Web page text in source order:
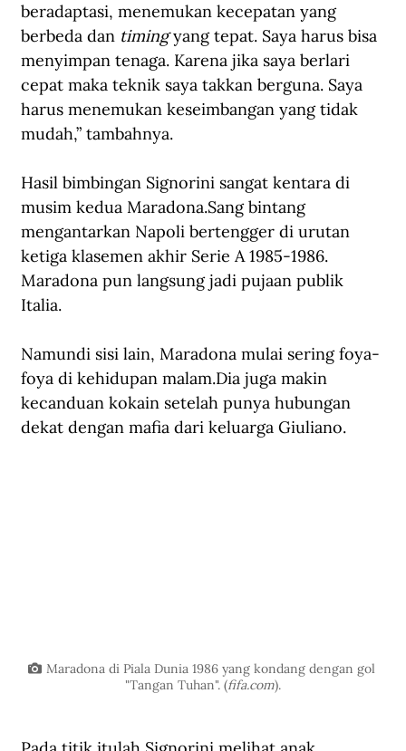
beradaptasi, menemukan kecepatan yang
berbeda dan timing yang tepat. Saya harus bisa
menyimpan tenaga. Karena jika saya berlari
cepat maka teknik saya takkan berguna. Saya
harus menemukan keseimbangan yang tidak
mudah,” tambahnya.
Hasil bimbingan Signorini sangat kentara di
musim kedua Maradona.Sang bintang
mengantarkan Napoli bertengger di urutan
ketiga klasemen akhir Serie A 1985-1986.
Maradona pun langsung jadi pujaan publik
Italia.
Namundi sisi lain, Maradona mulai sering foya-
foya di kehidupan malam.Dia juga makin
kecanduan kokain setelah punya hubungan
dekat dengan mafia dari keluarga Giuliano.
Maradona di Piala Dunia 1986 yang kondang dengan gol
"Tangan Tuhan". (fifa.com).